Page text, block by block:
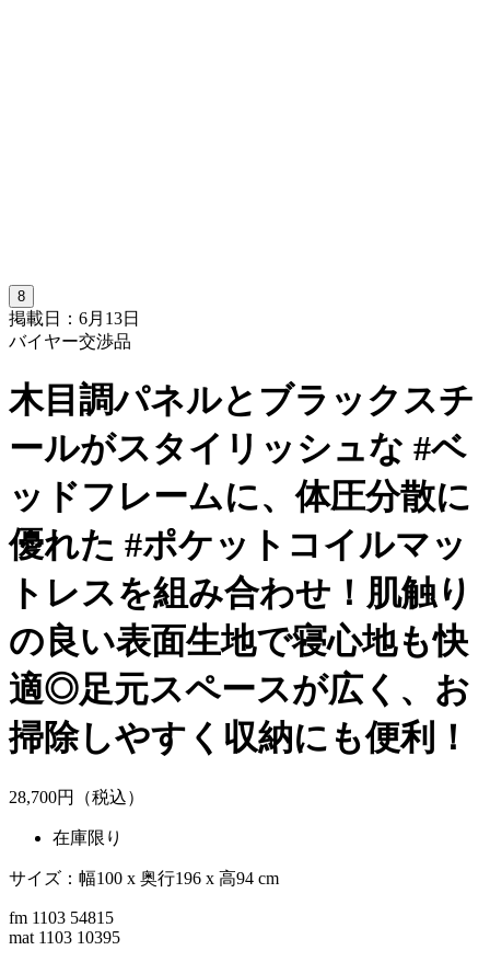
8
掲載日：6月13日
バイヤー交渉品
木目調パネルとブラックスチ
ールがスタイリッシュな #ベ
ッドフレームに、体圧分散に
優れた #ポケットコイルマッ
トレスを組み合わせ！肌触り
の良い表面生地で寝心地も快
適◎足元スペースが広く、お
掃除しやすく収納にも便利！
28,700円（税込）
在庫限り
サイズ：幅100 x 奥行196 x 高94 cm
fm 1103 54815
mat 1103 10395